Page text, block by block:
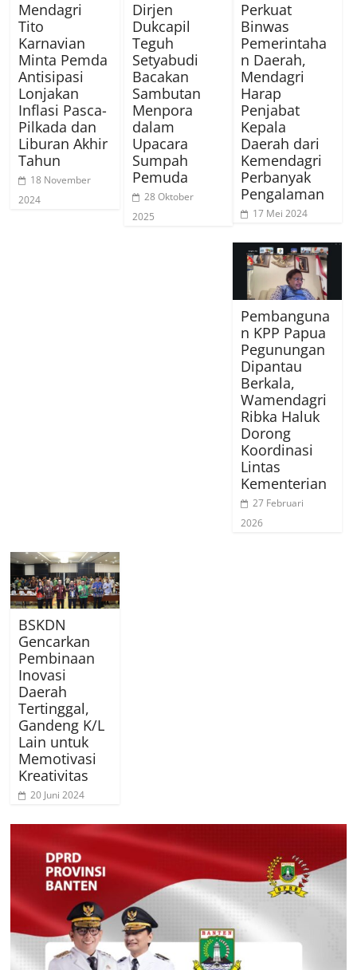
Mendagri
Tito
Karnavian
Minta Pemda
Antisipasi
Lonjakan
Inflasi Pasca-
Pilkada dan
Liburan Akhir
Tahun
18 November
2024
Dirjen
Dukcapil
Teguh
Setyabudi
Bacakan
Sambutan
Menpora
dalam
Upacara
Sumpah
Pemuda
28 Oktober
2025
Perkuat
Binwas
Pemerintaha
n Daerah,
Mendagri
Harap
Penjabat
Kepala
Daerah dari
Kemendagri
Perbanyak
Pengalaman
17 Mei 2024
Pembanguna
n KPP Papua
Pegunungan
Dipantau
Berkala,
Wamendagri
Ribka Haluk
Dorong
Koordinasi
Lintas
Kementerian
27 Februari
2026
BSKDN
Gencarkan
Pembinaan
Inovasi
Daerah
Tertinggal,
Gandeng K/L
Lain untuk
Memotivasi
Kreativitas
20 Juni 2024